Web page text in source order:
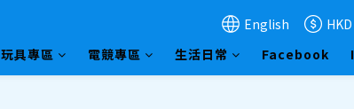
English HKD
玩具專區 電競專區 生活日常 Facebook